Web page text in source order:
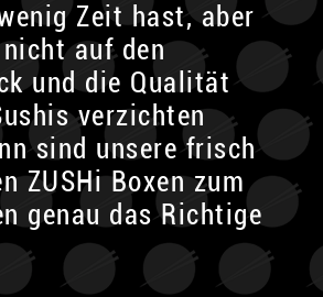
Zeit hast, aber
auf den
und die Qualität
verzichten
sind unsere frisch
ZUSHi Boxen zum
genau das Richtige